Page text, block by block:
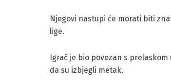
Njegovi nastupi će morati biti
lige.
Igrač je bio povezan s
da su izbjegli metak.